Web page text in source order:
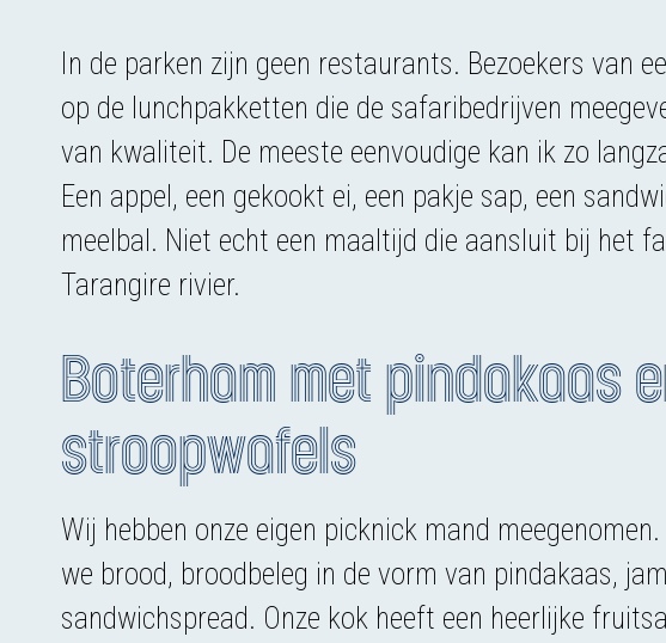
In de parken zijn geen restaurants. Bezoekers van
op de lunchpakketten die de safaribedrijven
van kwaliteit. De meeste eenvoudige kan ik zo
Een appel, een gekookt ei, een pakje sap, een
meelbal. Niet echt een maaltijd die aansluit bij het
Tarangire rivier.
Boterham met pindakaas
stroopwafels
Wij hebben onze eigen picknick mand
we brood, broodbeleg in de vorm van pindakaas,
sandwichspread. Onze kok heeft een heerlijke